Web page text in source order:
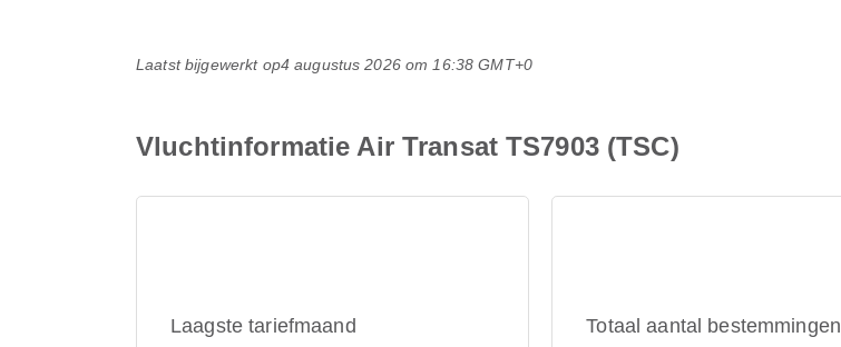
Laatst bijgewerkt op4 augustus 2026 om 16:38 GMT+0
Vluchtinformatie Air Transat TS7903 (TSC)
Laagste tariefmaand Totaal aantal bestemmingen